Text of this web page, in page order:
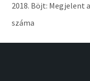
2018. Böjt: Megjelent
száma